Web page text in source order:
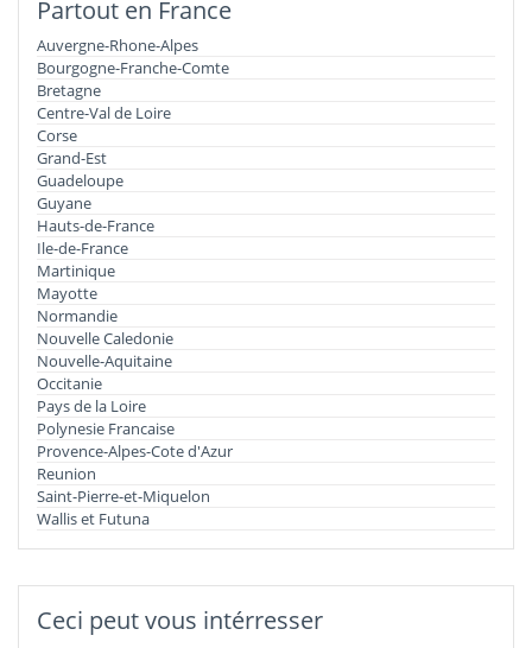
Partout en France
Auvergne-Rhone-Alpes
Bourgogne-Franche-Comte
Bretagne
Centre-Val de Loire
Corse
Grand-Est
Guadeloupe
Guyane
Hauts-de-France
Ile-de-France
Martinique
Mayotte
Normandie
Nouvelle Caledonie
Nouvelle-Aquitaine
Occitanie
Pays de la Loire
Polynesie Francaise
Provence-Alpes-Cote d'Azur
Reunion
Saint-Pierre-et-Miquelon
Wallis et Futuna
Ceci peut vous intérresser